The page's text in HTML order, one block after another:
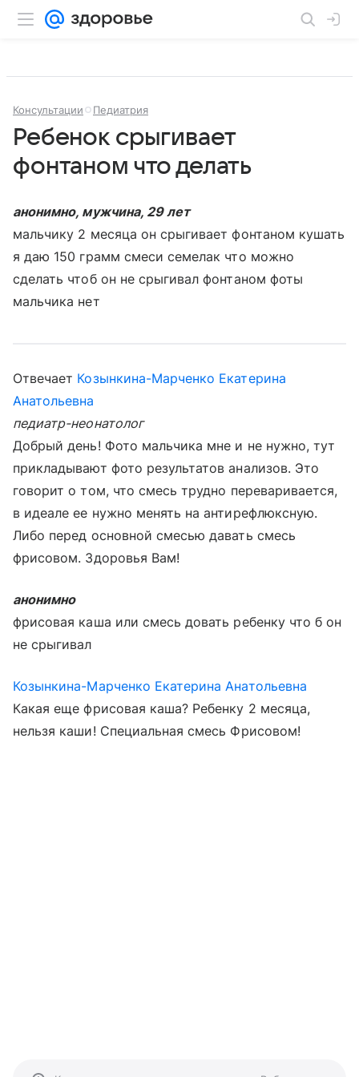
Консультации Педиатрия
Ребенок срыгивает
фонтаном что делать
анонимно, мужчина, 29 лет
мальчику 2 месяца он срыгивает фонтаном кушать
я даю 150 грамм смеси семелак что можно
сделать чтоб он не срыгивал фонтаном фоты
мальчика нет
Отвечает Козынкина-Марченко Екатерина
Анатольевна
педиатр-неонатолог
Добрый день! Фото мальчика мне и не нужно, тут
прикладывают фото результатов анализов. Это
говорит о том, что смесь трудно переваривается,
в идеале ее нужно менять на антирефлюксную.
Либо перед основной смесью давать смесь
фрисовом. Здоровья Вам!
анонимно
фрисовая каша или смесь довать ребенку что б он
не срыгивал
Козынкина-Марченко Екатерина Анатольевна
Какая еще фрисовая каша? Ребенку 2 месяца,
нельзя каши! Специальная смесь Фрисовом!